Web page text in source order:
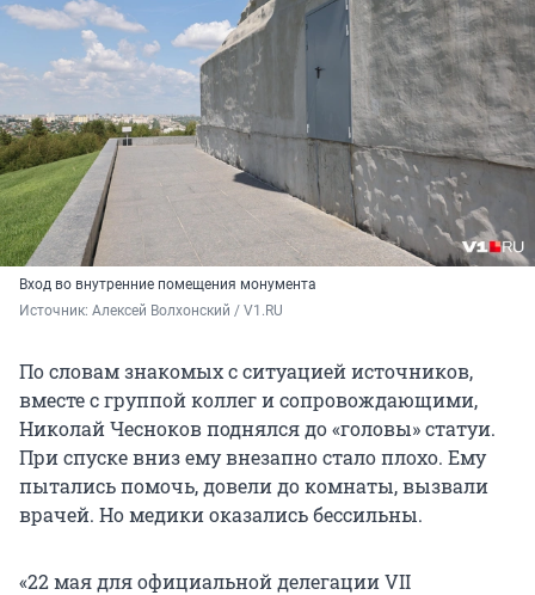
Вход во внутренние помещения монумента
Источник: Алексей Волхонский / V1.RU
По словам знакомых с ситуацией источников,
вместе с группой коллег и сопровождающими,
Николай Чесноков поднялся до «головы» статуи.
При спуске вниз ему внезапно стало плохо. Ему
пытались помочь, довели до комнаты, вызвали
врачей. Но медики оказались бессильны.
«22 мая для официальной делегации VII